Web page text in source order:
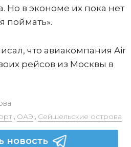
Но в экономе их пока нет
поймать».
что авиакомпания Air
рейсов из Москвы в
, ОАЭ , Сейшельские острова
новость